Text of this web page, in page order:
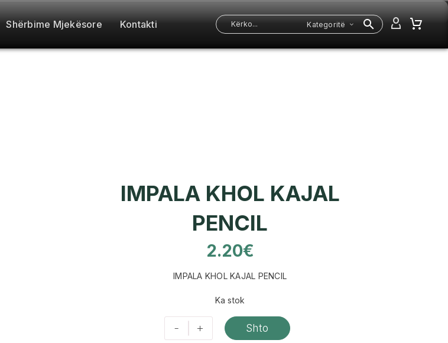
Shërbime Mjekësore Kontakti Kategoritë
IMPALA KHOL KAJAL
PENCIL
2.20€
IMPALA KHOL KAJAL PENCIL
Ka stok
- + Shto